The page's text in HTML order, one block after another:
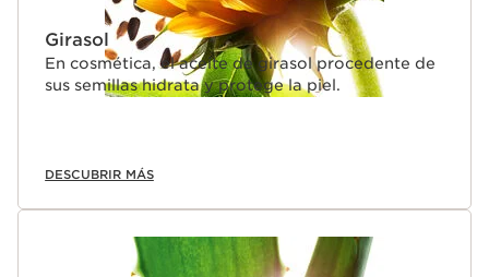
Girasol
En cosmética, el aceite de girasol procedente de
sus semillas hidrata y protege la piel.
DESCUBRIR MÁS